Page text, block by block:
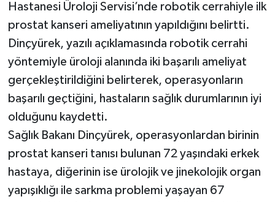
Hastanesi Üroloji Servisi’nde robotik cerrahiyle ilk
prostat kanseri ameliyatının yapıldığını belirtti.
Dinçyürek, yazılı açıklamasında robotik cerrahi
yöntemiyle üroloji alanında iki başarılı ameliyat
gerçekleştirildiğini belirterek, operasyonların
başarılı geçtiğini, hastaların sağlık durumlarının iyi
olduğunu kaydetti.
Sağlık Bakanı Dinçyürek, operasyonlardan birinin
prostat kanseri tanısı bulunan 72 yaşındaki erkek
hastaya, diğerinin ise ürolojik ve jinekolojik organ
yapışıklığı ile sarkma problemi yaşayan 67